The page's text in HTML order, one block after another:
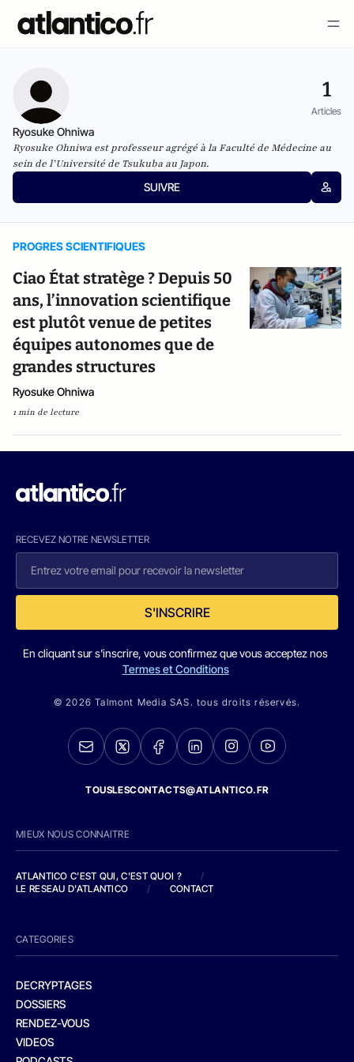
1
Articles
Ryosuke Ohniwa
Ryosuke Ohniwa est professeur agrégé à la Faculté de Médecine au
sein de l’Université de Tsukuba au Japon.
SUIVRE
PROGRES SCIENTIFIQUES
Ciao État stratège ? Depuis 50
ans, l’innovation scientifique
est plutôt venue de petites
équipes autonomes que de
grandes structures
Ryosuke Ohniwa
1 min de lecture
RECEVEZ NOTRE NEWSLETTER
S'INSCRIRE
En cliquant sur s'inscrire, vous confirmez que vous acceptez nos
Termes et Conditions
© 2026 Talmont Media SAS. tous droits réservés.
TOUSLESCONTACTS@ATLANTICO.FR
MIEUX NOUS CONNAITRE
ATLANTICO C'EST QUI, C'EST QUOI ?
/
LE RESEAU D'ATLANTICO
/ CONTACT
CATEGORIES
DECRYPTAGES
DOSSIERS
RENDEZ-VOUS
VIDEOS